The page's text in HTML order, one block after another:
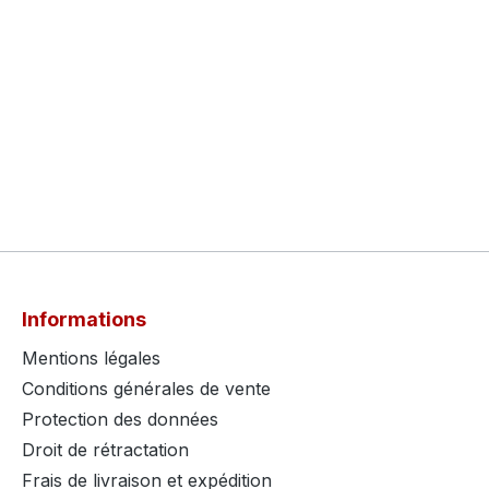
Informations
Mentions légales
Conditions générales de vente
Protection des données
Droit de rétractation
Frais de livraison et expédition